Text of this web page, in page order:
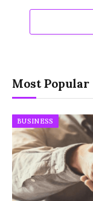
Most Popular
BUSINESS